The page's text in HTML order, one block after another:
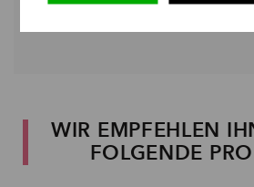
WIR EMPFEHLEN
FOLGENDE